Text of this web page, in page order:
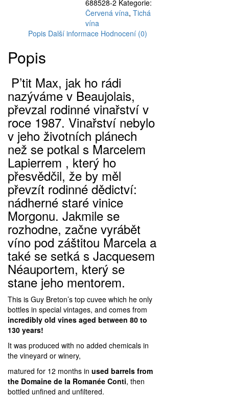
Max
Morgon,
2022
1,5
688528-2 Kategorie:
Červená vína,Tichá
vína
Popis Další informace Hodnocení (0)
Popis
P’tit Max, jak ho rádi
nazýváme v Beaujolais,
převzal rodinné vinařství v
roce 1987. Vinařství nebylo
v jeho životních plánech
než se potkal s Marcelem
Lapierrem , který ho
přesvědčil, že by měl
převzít rodinné dědictví:
nádherné staré vinice
Morgonu. Jakmile se
rozhodne, začne vyrábět
víno pod záštitou Marcela a
také se setká s Jacquesem
Néauportem, který se
stane jeho mentorem.
This is Guy Breton’s top cuvee which he only
bottles in special vintages, and comes from
incredibly old vines aged between 80 to
130 years!
It was produced with no added chemicals in
the vineyard or winery,
matured for 12 months in used barrels from
the Domaine de la Romanée Conti, then
bottled unfined and unfiltered.